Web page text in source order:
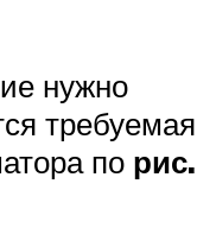
нужно
требуемая
по рис.